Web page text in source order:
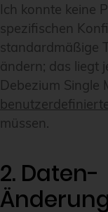
Ich konnte keine
spezifischen
standardmäßige
ändern; das liegt
Debezium Single
müssen.
2. Daten-